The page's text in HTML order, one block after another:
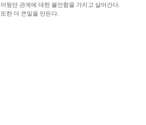
어뒀던 관계에 대한 불안함을 가지고 살아간다.
또한 더 큰일을 만든다.